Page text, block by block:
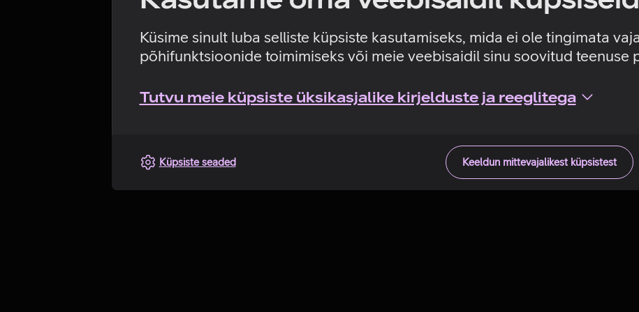
Küsime sinult luba selliste küpsiste kasutamiseks, mida ei ole tingimata
põhifunktsioonide toimimiseks või meie veebisaidil sinu soovitud teenuse
Tutvu meie küpsiste üksikasjalike kirjelduste ja reeglitega
Keeldun mittevajalikest küpsistest
Küpsiste seaded